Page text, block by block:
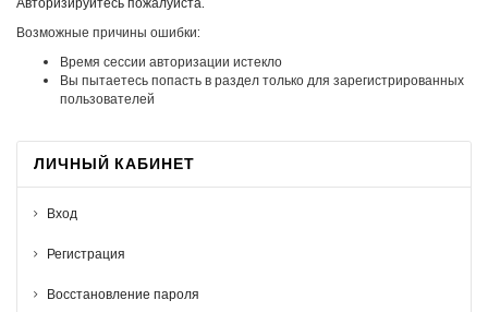
Возможные причины ошибки:
Время сессии авторизации истекло
Вы пытаетесь попасть в раздел только для зарегистрированных
пользователей
ЛИЧНЫЙ КАБИНЕТ
Вход
Регистрация
Восстановление пароля